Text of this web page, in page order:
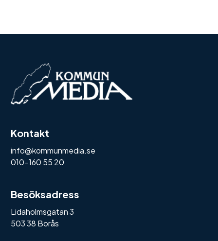
Kontakt
info@kommunmedia.se
010-160 55 20
Besöksadress
Lidaholmsgatan 3
503 38 Borås